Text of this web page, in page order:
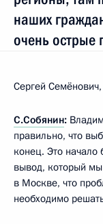
наших
очень острые
Сергей
С.Собянин:
правильно, что
конец. Это
вывод, который
в Москве, что
необходимо